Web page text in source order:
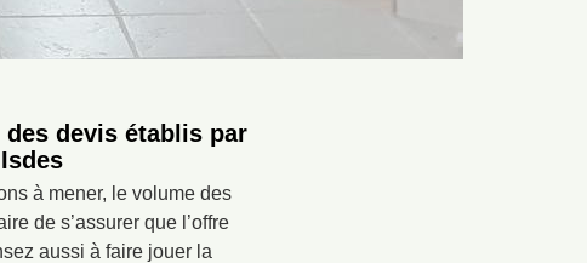
devis établis par
à mener, le volume des
de s’assurer que l’offre
aussi à faire jouer la